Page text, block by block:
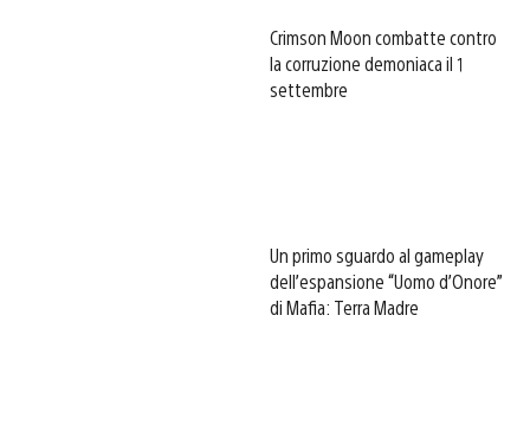
Crimson Moon combatte contro
la corruzione demoniaca il 1
settembre
Un primo sguardo al gameplay
dell’espansione “Uomo d’Onore”
di Mafia: Terra Madre